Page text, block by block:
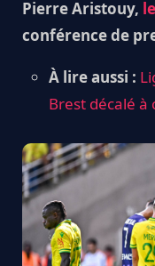
Pierre Aristouy,
conférence de
À lire aussi :
Brest décalé à